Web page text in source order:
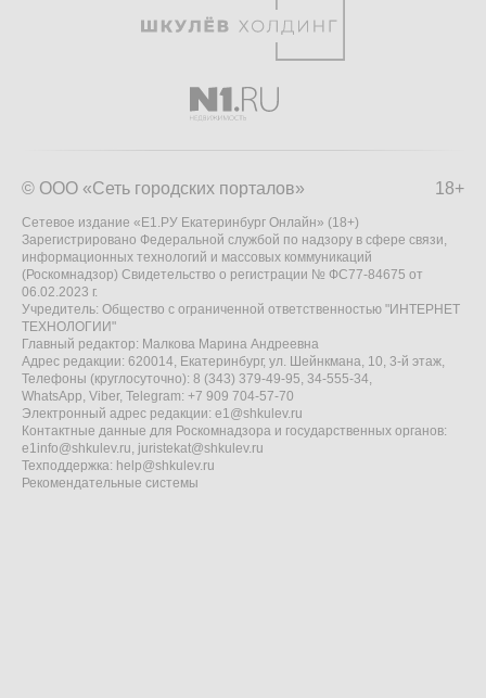
18+
© ООО «Сеть городских порталов»
Сетевое издание «Е1.РУ Екатеринбург Онлайн» (18+)
Зарегистрировано Федеральной службой по надзору в сфере связи,
информационных технологий и массовых коммуникаций
(Роскомнадзор) Свидетельство о регистрации № ФС77-84675 от
06.02.2023 г.
Учредитель: Общество с ограниченной ответственностью "ИНТЕРНЕТ
ТЕХНОЛОГИИ"
Главный редактор: Малкова Марина Андреевна
Адрес редакции: 620014, Екатеринбург, ул. Шейнкмана, 10, 3-й этаж,
Телефоны (круглосуточно): 8 (343) 379-49-95, 34-555-34,
WhatsApp, Viber, Telegram: +7 909 704-57-70
Электронный адрес редакции: e1@shkulev.ru
Контактные данные для Роскомнадзора и государственных органов:
e1info@shkulev.ru, juristekat@shkulev.ru
Техподдержка: help@shkulev.ru
Рекомендательные системы